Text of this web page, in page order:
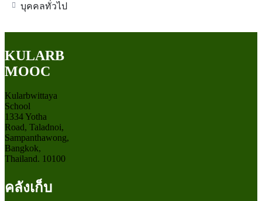
บุคคลทั่วไป
KULARB
MOOC
Kularbwittaya
School
1334 Yotha
Road, Taladnoi,
Sampanthawong,
Bangkok,
Thailand. 10100
คลังเก็บ